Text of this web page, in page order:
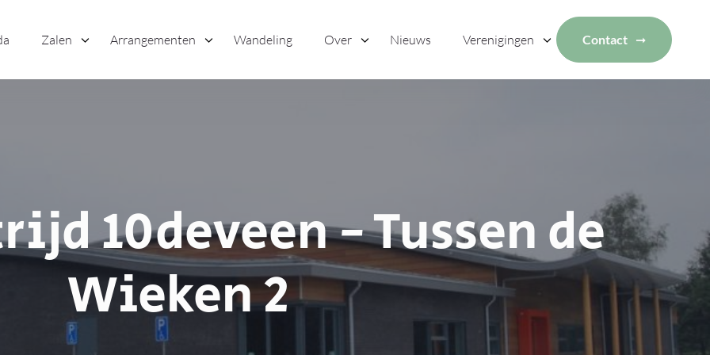
Zalen Arrangementen Wandeling Over Nieuws Verenigingen Contact
10deveen - Tussen de
Wieken 2